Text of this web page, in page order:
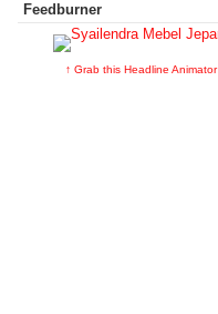
Feedburner
↑ Grab this Headline Animator